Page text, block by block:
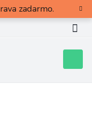
zadarmo.
košík